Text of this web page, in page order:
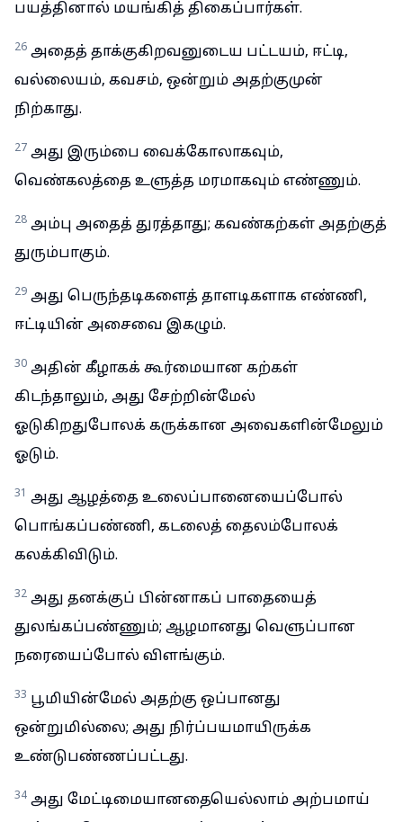
பயத்தினால் மயங்கித் திகைப்பார்கள்.
26 அதைத் தாக்குகிறவனுடைய பட்டயம், ஈட்டி,
வல்லையம், கவசம், ஒன்றும் அதற்குமுன்
நிற்காது.
27 அது இரும்பை வைக்கோலாகவும்,
வெண்கலத்தை உளுத்த மரமாகவும் எண்ணும்.
28 அம்பு அதைத் துரத்தாது; கவண்கற்கள் அதற்குத்
துரும்பாகும்.
29 அது பெருந்தடிகளைத் தாளடிகளாக எண்ணி,
ஈட்டியின் அசைவை இகழும்.
30 அதின் கீழாகக் கூர்மையான கற்கள்
கிடந்தாலும், அது சேற்றின்மேல்
ஓடுகிறதுபோலக் கருக்கான அவைகளின்மேலும்
ஓடும்.
31 அது ஆழத்தை உலைப்பானையைப்போல்
பொங்கப்பண்ணி, கடலைத் தைலம்போலக்
கலக்கிவிடும்.
32 அது தனக்குப் பின்னாகப் பாதையைத்
துலங்கப்பண்ணும்; ஆழமானது வெளுப்பான
நரையைப்போல் விளங்கும்.
33 பூமியின்மேல் அதற்கு ஒப்பானது
ஒன்றுமில்லை; அது நிர்ப்பயமாயிருக்க
உண்டுபண்ணப்பட்டது.
34 அது மேட்டிமையானதையெல்லாம் அற்பமாய்